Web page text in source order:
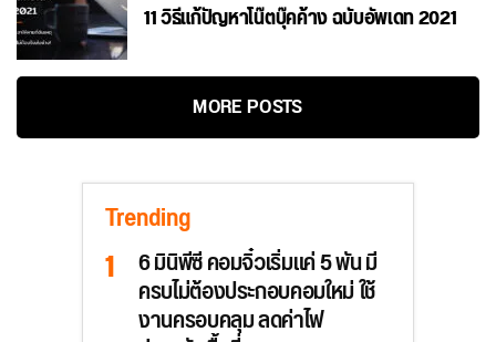
11 วิธีแก้ปัญหาโน๊ตบุ๊คค้าง ฉบับอัพเดท 2021
MORE POSTS
Trending
6 มินิพีซี คอมจิ๋วเริ่มแค่ 5 พัน มี
ครบไม่ต้องประกอบคอมใหม่ ใช้
งานครอบคลุม ลดค่าไฟ